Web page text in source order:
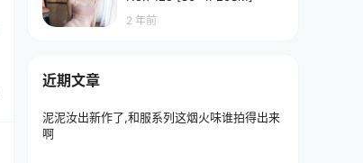
2 年前
近期文章
泥泥汝出新作了,和服系列这烟火味谁拍得出来
啊